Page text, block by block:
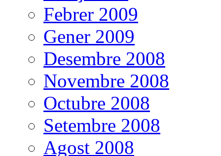
Febrer 2009
Gener 2009
Desembre 2008
Novembre 2008
Octubre 2008
Setembre 2008
Agost 2008